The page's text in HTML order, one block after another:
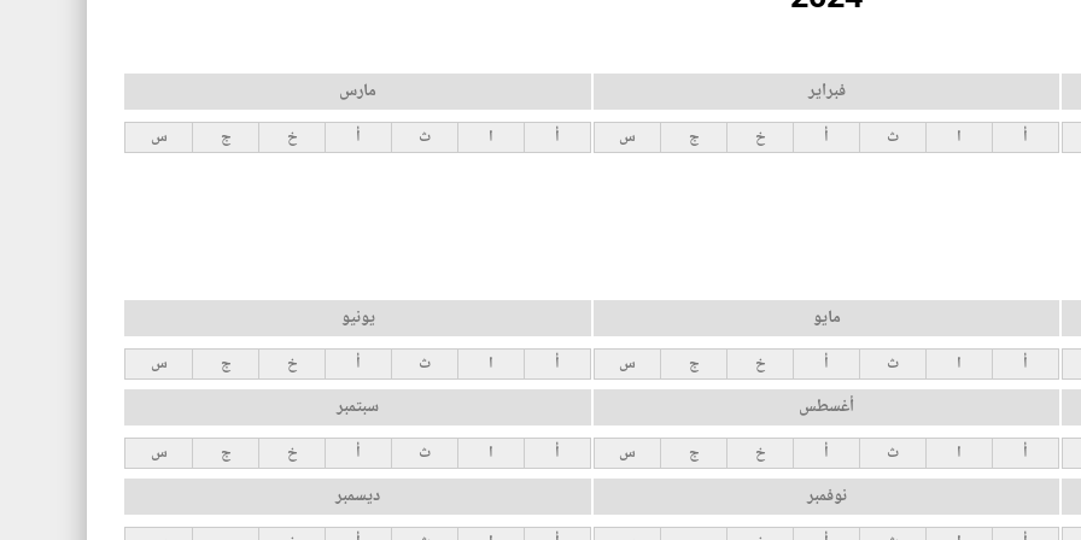
فبراير
أ ا ث أ خ ج س
مارس
أ ا ث أ خ ج س
مايو
أ ا ث أ خ ج س
يونيو
أ ا ث أ خ ج س
أغسطس
أ ا ث أ خ ج س
سبتمبر
أ ا ث أ خ ج س
نوفمبر ديسمبر